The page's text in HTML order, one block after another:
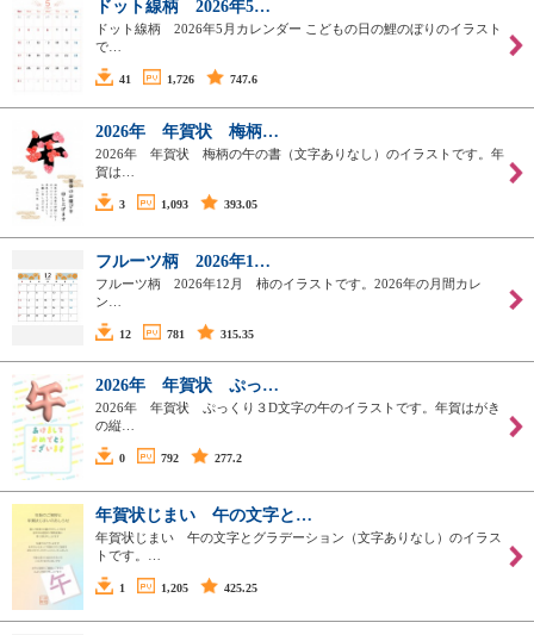
ドット線柄 2026年5…
ドット線柄 2026年5月カレンダー こどもの日の鯉のぼりのイラスト
で…
41 1,726 747.6
2026年 年賀状 梅柄…
2026年 年賀状 梅柄の午の書（文字ありなし）のイラストです。年
賀は…
3 1,093 393.05
フルーツ柄 2026年1…
フルーツ柄 2026年12月 柿のイラストです。2026年の月間カレ
ン…
12 781 315.35
2026年 年賀状 ぷっ…
2026年 年賀状 ぷっくり３D文字の午のイラストです。年賀はがき
の縦…
0 792 277.2
年賀状じまい 午の文字と…
年賀状じまい 午の文字とグラデーション（文字ありなし）のイラス
トです。…
1 1,205 425.25